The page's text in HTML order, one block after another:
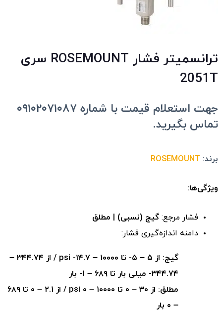
ترانسمیتر فشار ROSEMOUNT سری
2051T
جهت استعلام قیمت با شماره ۰۹۱۰۲۰۷۱۰۸۷
تماس بگیرید.
برند: ROSEMOUNT
ویژگی‌ها:
فشار مرجع: گیج (نسبی) | مطلق
دامنه اندازه‌گیری فشار:
گیج: از ۵ – ۵- تا ۱۰۰۰۰ – ۱۴.۷- psi / از ۳۴۴.۷۴ –
۳۴۴.۷۴- میلی بار تا ۶۸۹ – ۱- بار
مطلق: از ۳۰ – ۰ تا ۱۰۰۰۰ – ۰ psi / از ۲.۱ – ۰ تا ۶۸۹
– ۰ بار